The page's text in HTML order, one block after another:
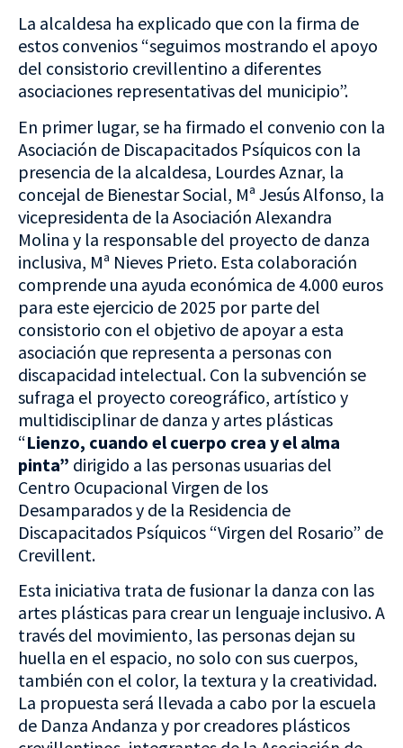
La alcaldesa ha explicado que con la firma de
estos convenios “seguimos mostrando el apoyo
del consistorio crevillentino a diferentes
asociaciones representativas del municipio”.
En primer lugar, se ha firmado el convenio con la
Asociación de Discapacitados Psíquicos con la
presencia de la alcaldesa, Lourdes Aznar, la
concejal de Bienestar Social, Mª Jesús Alfonso, la
vicepresidenta de la Asociación Alexandra
Molina y la responsable del proyecto de danza
inclusiva, Mª Nieves Prieto. Esta colaboración
comprende una ayuda económica de 4.000 euros
para este ejercicio de 2025 por parte del
consistorio con el objetivo de apoyar a esta
asociación que representa a personas con
discapacidad intelectual. Con la subvención se
sufraga el proyecto coreográfico, artístico y
multidisciplinar de danza y artes plásticas
“Lienzo, cuando el cuerpo crea y el alma
pinta” dirigido a las personas usuarias del
Centro Ocupacional Virgen de los
Desamparados y de la Residencia de
Discapacitados Psíquicos “Virgen del Rosario” de
Crevillent.
Esta iniciativa trata de fusionar la danza con las
artes plásticas para crear un lenguaje inclusivo. A
través del movimiento, las personas dejan su
huella en el espacio, no solo con sus cuerpos,
también con el color, la textura y la creatividad.
La propuesta será llevada a cabo por la escuela
de Danza Andanza y por creadores plásticos